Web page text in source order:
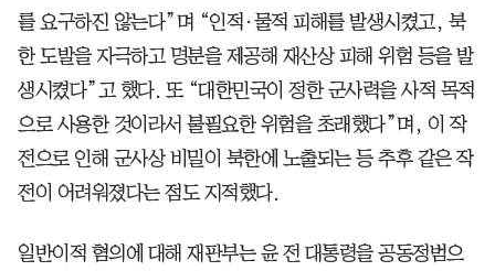
를 요구하진 않는다”며 “인적·물적 피해를 발생시켰고, 북
한 도발을 자극하고 명분을 제공해 재산상 피해 위험 등을 발
생시켰다”고 했다. 또 “대한민국이 정한 군사력을 사적 목적
으로 사용한 것이라서 불필요한 위험을 초래했다”며, 이 작
전으로 인해 군사상 비밀이 북한에 노출되는 등 추후 같은 작
전이 어려워졌다는 점도 지적했다.
일반이적 혐의에 대해 재판부는 윤 전 대통령을 공동정범으